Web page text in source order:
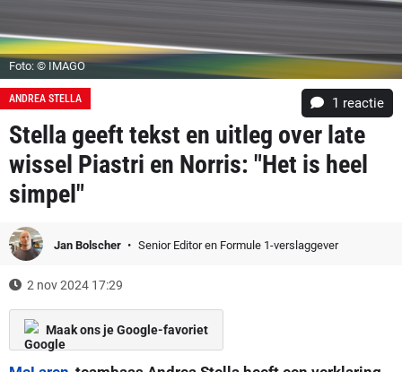
Foto: © IMAGO
ANDREA STELLA 1 reactie
Stella geeft tekst en uitleg over late
wissel Piastri en Norris: "Het is heel
simpel"
Jan Bolscher Senior Editor en Formule 1-verslaggever
2 nov 2024 17:29
Maak ons je Google-favoriet